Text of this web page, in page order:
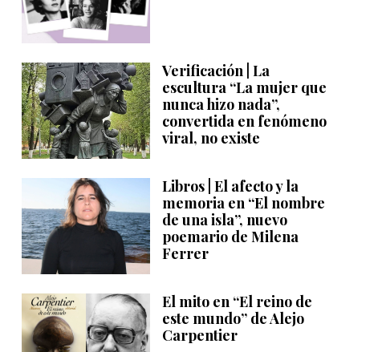
Verificación | La
escultura “La mujer que
nunca hizo nada”,
convertida en fenómeno
viral, no existe
Libros | El afecto y la
memoria en “El nombre
de una isla”, nuevo
poemario de Milena
Ferrer
El mito en “El reino de
este mundo” de Alejo
Carpentier